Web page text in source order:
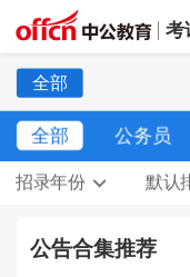
考
全部
全部 公务员
招录年份 默认
公告合集推荐